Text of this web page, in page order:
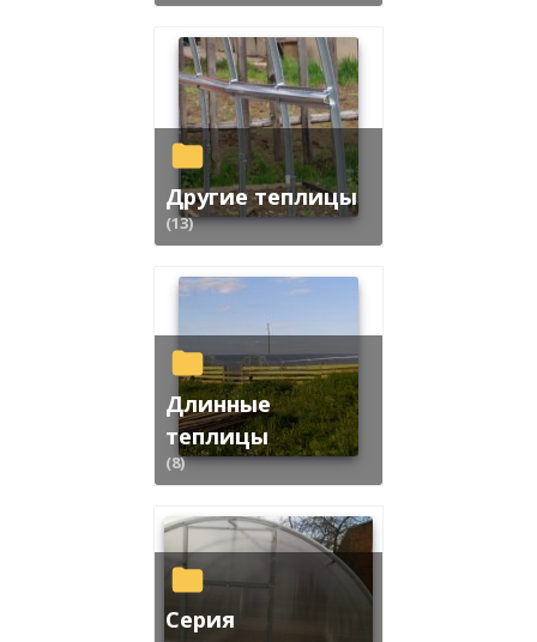
Другие теплицы
(13)
Длинные
теплицы
(8)
Серия